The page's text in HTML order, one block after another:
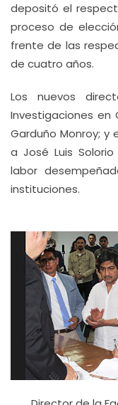
depositó el
proceso de
frente de las
de cuatro años.
Los nuevos
Investigaciones en
Garduño Monroy; y
a José Luis
labor
instituciones.